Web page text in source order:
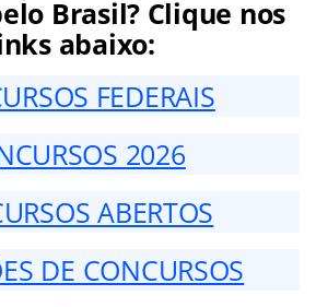
Brasil? Clique nos
abaixo:
FEDERAIS
2026
ABERTOS
DE CONCURSOS